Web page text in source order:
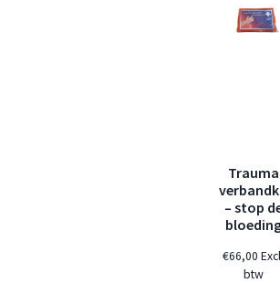
Trauma
– stop
€66,00
btw